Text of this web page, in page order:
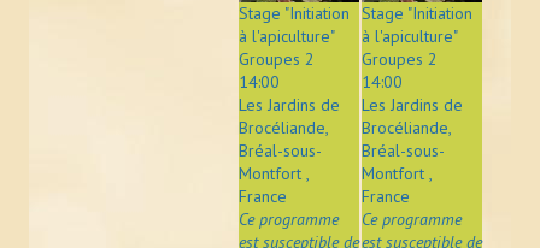
Stage "Initiation
à l'apiculture"
Groupes 2
14:00
Les Jardins de
Brocéliande,
Bréal-sous-
Montfort ,
France
Ce programme
est susceptible de
Stage "Initiation
à l'apiculture"
Groupes 2
14:00
Les Jardins de
Brocéliande,
Bréal-sous-
Montfort ,
France
Ce programme
est susceptible de